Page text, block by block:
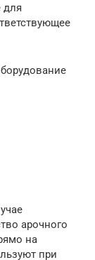
для
арочного
на
при